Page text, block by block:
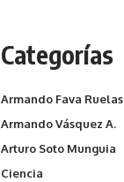
Categorías
Armando Fava Ruelas
Armando Vásquez A.
Arturo Soto Munguia
Ciencia